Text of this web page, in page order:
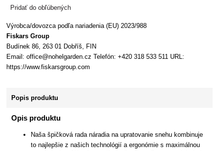
Pridať do obľúbených
Výrobca/dovozca podľa nariadenia (EU) 2023/988
Fiskars Group
Budínek 86, 263 01 Dobříš, FIN
Email: office@nohelgarden.cz Telefón: +420 318 533 511 URL:
https://www.fiskarsgroup.com
Popis produktu
Opis produktu
Naša špičková rada náradia na upratovanie snehu kombinuje
to najlepšie z našich technológií a ergonómie s maximálnou